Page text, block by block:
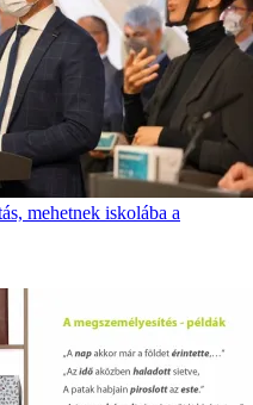
mehetnek iskolába a